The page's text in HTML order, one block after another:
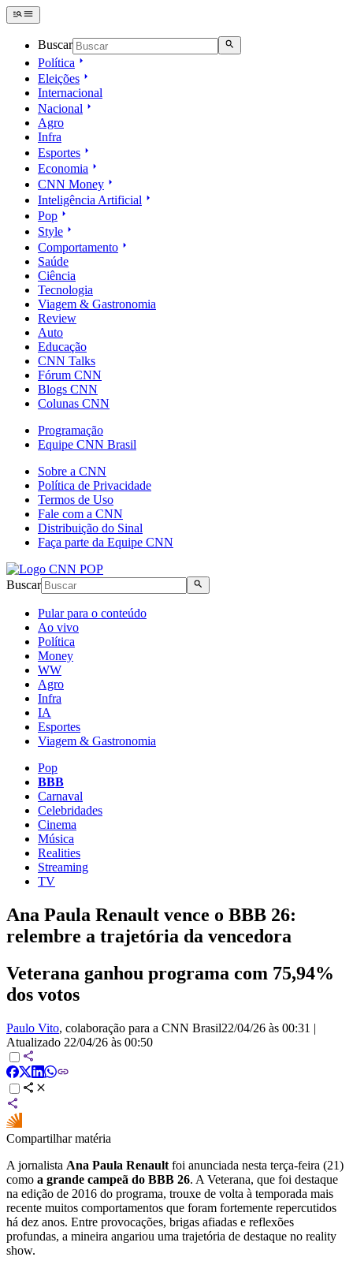
Buscar
Política
Eleições
Internacional
Nacional
Agro
Infra
Esportes
Economia
CNN Money
Inteligência Artificial
Pop
Style
Comportamento
Saúde
Ciência
Tecnologia
Viagem & Gastronomia
Review
Auto
Educação
CNN Talks
Fórum CNN
Blogs CNN
Colunas CNN
Programação
Equipe CNN Brasil
Sobre a CNN
Política de Privacidade
Termos de Uso
Fale com a CNN
Distribuição do Sinal
Faça parte da Equipe CNN
Buscar
Pular para o conteúdo
Ao vivo
Política
Money
WW
Agro
Infra
IA
Esportes
Viagem & Gastronomia
Pop
BBB
Carnaval
Celebridades
Cinema
Música
Realities
Streaming
TV
Ana Paula Renault vence o BBB 26:
relembre a trajetória da vencedora
Veterana ganhou programa com 75,94%
dos votos
Paulo Vito, colaboração para a CNN Brasil22/04/26 às 00:31 |
Atualizado 22/04/26 às 00:50
Compartilhar matéria
A jornalista Ana Paula Renault foi anunciada nesta terça-feira (21)
como a grande campeã do BBB 26. A Veterana, que foi destaque
na edição de 2016 do programa, trouxe de volta à temporada mais
recente muitos comportamentos que foram fortemente repercutidos
há dez anos. Entre provocações, brigas afiadas e reflexões
profundas, a mineira angariou uma trajetória de destaque no reality
show.